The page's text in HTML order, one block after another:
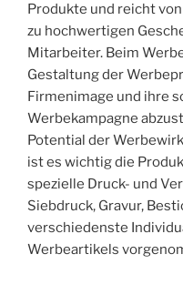
Produkte und reicht
zu hochwertigen
Mitarbeiter. Beim
Gestaltung der
Firmenimage und ihre
Werbekampagne
Potential der
ist es wichtig die
spezielle Druck- und
Siebdruck, Gravur,
verschiedenste
Werbeartikels